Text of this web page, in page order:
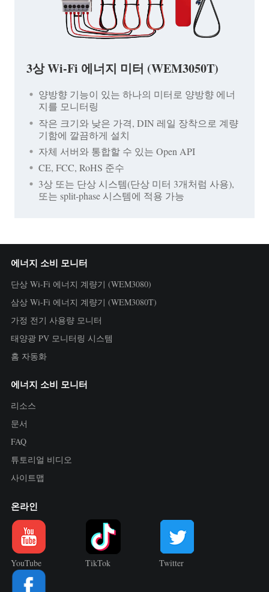
3상 Wi-Fi 에너지 미터 (WEM3050T)
양방향 기능이 있는 하나의 미터로 양방향 에너
지를 모니터링
작은 크기와 낮은 가격, DIN 레일 장착으로 계량
기함에 깔끔하게 설치
자체 서버와 통합할 수 있는 Open API
CE, FCC, RoHS 준수
3상 또는 단상 시스템(단상 미터 3개처럼 사용),
또는 split-phase 시스템에 적용 가능
에너지 소비 모니터
단상 Wi-Fi 에너지 계량기 (WEM3080)
삼상 Wi-Fi 에너지 계량기 (WEM3080T)
가정 전기 사용량 모니터
태양광 PV 모니터링 시스템
홈 자동화
에너지 소비 모니터
리소스
문서
FAQ
튜토리얼 비디오
사이트맵
온라인
YouTube TikTok Twitter